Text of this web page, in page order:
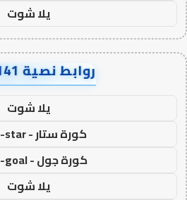
يلا شوت
روابط نصية AA90141
يلا شوت
كورة ستار - koora-star
كورة جول - koora-goal
يلا شوت